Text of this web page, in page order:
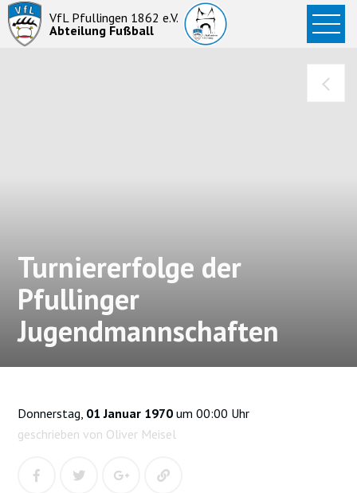
VfL Pfullingen 1862 e.V.
Abteilung Fußball
Startseite
News
Turniererfolge der
Pfullinger
Jugendmannschaften
Donnerstag, 01 Januar 1970 um 00:00 Uhr
geschrieben von Oliver Meisel